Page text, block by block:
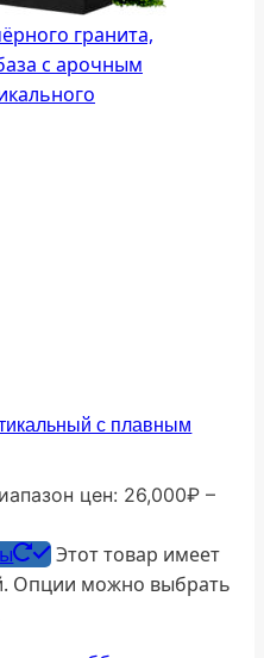
с плавным
цен: 26,000₽ –
Этот товар имеет
Опции можно выбрать